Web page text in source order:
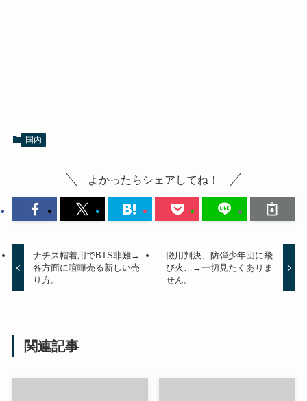
国内
よかったらシェアしてね！
ナチス帽着用でBTS非難→
各方面に喧嘩売る新しい売
り方。
徴用判決、防弾少年団に飛
び火…→一切見たくありま
せん。
関連記事